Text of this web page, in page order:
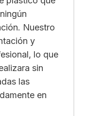
Nuestro
y
lo que
sin
las
en